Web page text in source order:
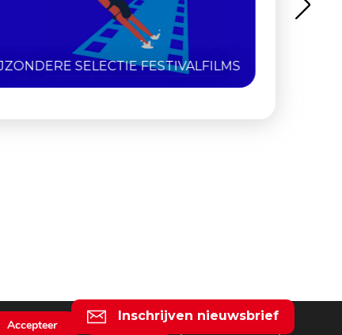
ZES DIGITAAL GERESTAUREERDE
KLASSIEKERS
Inschrijven nieuwsbrief
Accepteer Weiger Instellingen